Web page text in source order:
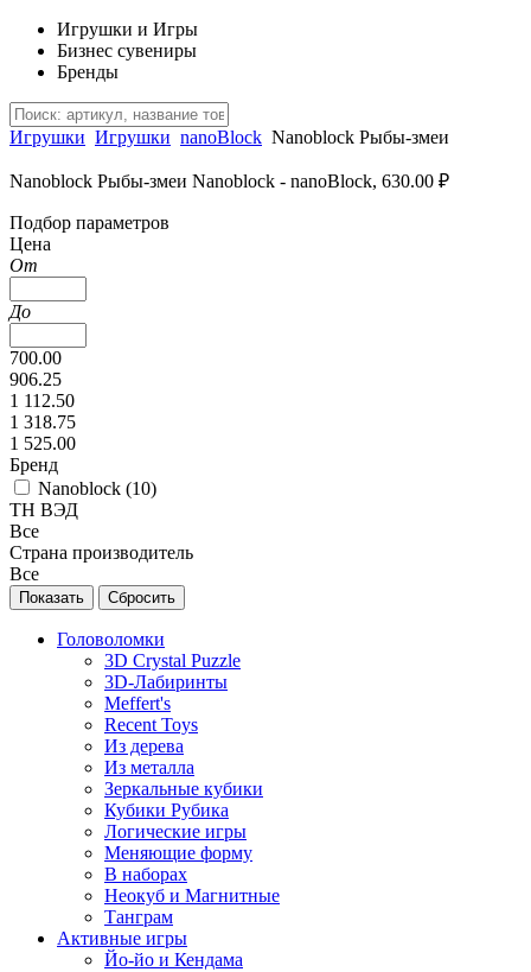
Игрушки и Игры
Бизнес сувениры
Бренды
Игрушки Игрушки nanoBlock Nanoblock Рыбы-змеи
Nanoblock Рыбы-змеи Nanoblock - nanoBlock, 630.00 ₽
Подбор параметров
Цена
От
До
700.00
906.25
1 112.50
1 318.75
1 525.00
Бренд
Nanoblock (10)
ТН ВЭД
Все
Страна производитель
Все
Головоломки
3D Crystal Puzzle
3D-Лабиринты
Meffert's
Recent Toys
Из дерева
Из металла
Зеркальные кубики
Кубики Рубика
Логические игры
Меняющие форму
В наборах
Неокуб и Магнитные
Танграм
Активные игры
Йо-йо и Кендама